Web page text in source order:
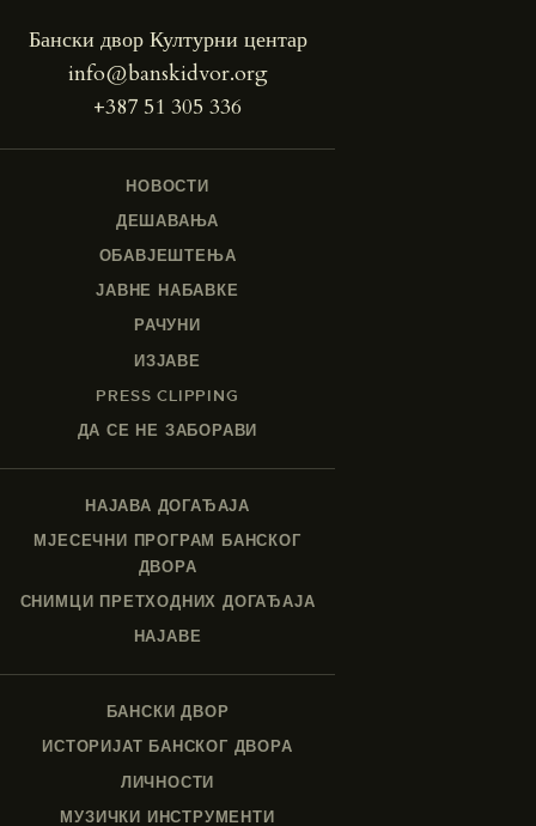
Бански двор Културни центар
info@banskidvor.org
+387 51 305 336
НОВОСТИ
ДЕШАВАЊА
ОБАВЈЕШТЕЊА
ЈАВНЕ НАБАВКЕ
РАЧУНИ
ИЗЈАВЕ
PRESS CLIPPING
ДА СЕ НЕ ЗАБОРАВИ
НАЈАВА ДОГАЂАЈА
МЈЕСЕЧНИ ПРОГРАМ БАНСКОГ
ДВОРА
СНИМЦИ ПРЕТХОДНИХ ДОГАЂАЈА
НАЈАВЕ
БАНСКИ ДВОР
ИСТОРИЈАТ БАНСКОГ ДВОРА
ЛИЧНОСТИ
МУЗИЧКИ ИНСТРУМЕНТИ